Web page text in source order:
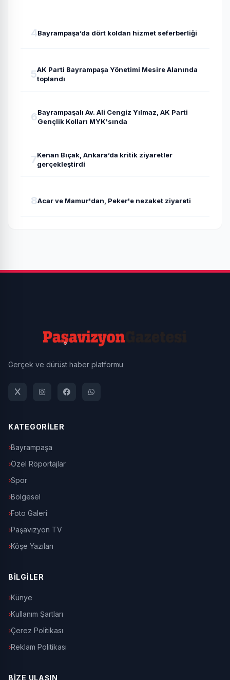
4Bayrampaşa’da dört koldan hizmet seferberliği
5AK Parti Bayrampaşa Yönetimi Mesire Alanında
toplandı
6Bayrampaşalı Av. Ali Cengiz Yılmaz, AK Parti
Gençlik Kolları MYK'sında
7Kenan Bıçak, Ankara’da kritik ziyaretler
gerçekleştirdi
8Acar ve Mamur'dan, Peker'e nezaket ziyareti
Gerçek ve dürüst haber platformu
KATEGORİLER
Bayrampaşa
Özel Röportajlar
Spor
Bölgesel
Foto Galeri
Paşavizyon TV
Köşe Yazıları
BİLGİLER
Künye
Kullanım Şartları
Çerez Politikası
Reklam Politikası
BİZE ULAŞIN